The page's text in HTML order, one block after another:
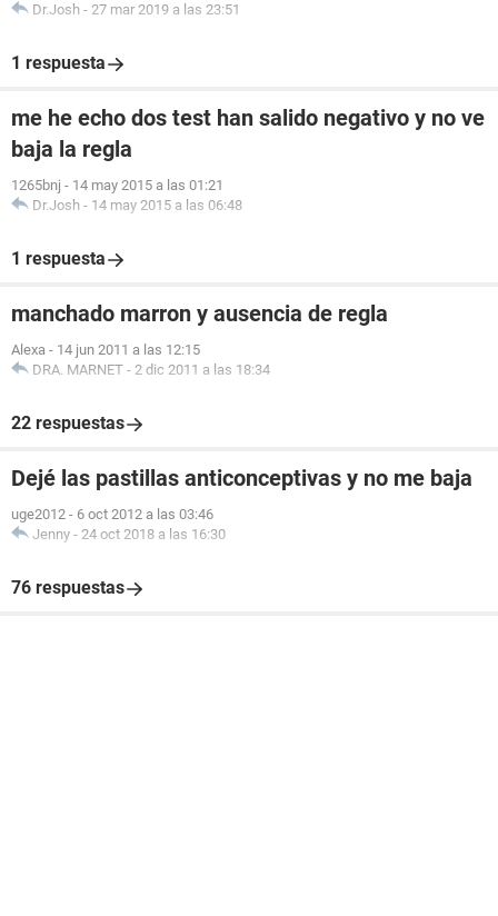
Dr.Josh - 27 mar 2019 a las 23:51
1 respuesta
me he echo dos test han salido negativo y no ve
baja la regla
1265bnj - 14 may 2015 a las 01:21
Dr.Josh - 14 may 2015 a las 06:48
1 respuesta
manchado marron y ausencia de regla
Alexa - 14 jun 2011 a las 12:15
DRA. MARNET - 2 dic 2011 a las 18:34
22 respuestas
Dejé las pastillas anticonceptivas y no me baja
uge2012 - 6 oct 2012 a las 03:46
Jenny - 24 oct 2018 a las 16:30
76 respuestas